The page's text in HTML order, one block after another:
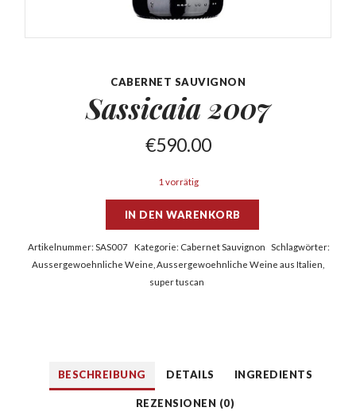
CABERNET SAUVIGNON
Sassicaia2007
€590.00
1 vorrätig
IN DEN WARENKORB
Artikelnummer:SAS007 Kategorie: Cabernet Sauvignon
Schlagwörter:
Aussergewoehnliche Weine Aussergewoehnliche Weine aus Italien
super tuscan
BESCHREIBUNG DETAILS INGREDIENTS
REZENSIONEN (0)